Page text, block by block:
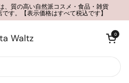
質の高い自然派コスメ・食品・雑貨
す。【表示価格はすべて税込です】
Waltz カートを開く
0